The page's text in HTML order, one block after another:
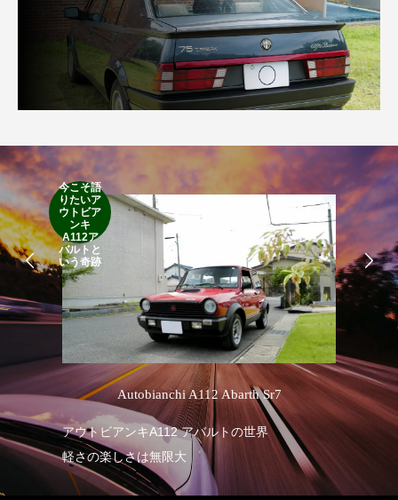
今こそ語
りたいア
ウトビア
ンキ
A112ア
バルトと
いう奇跡
Autobianchi A112 Abarth Sr7
アウトビアンキA112 アバルトの世界
軽さの楽しさは無限大